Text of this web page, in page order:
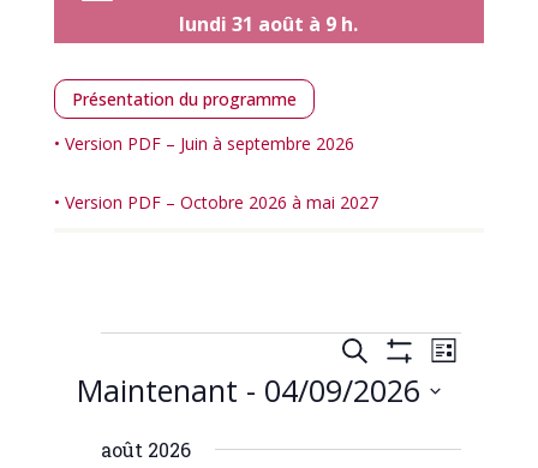
lundi 31 août à 9 h.
Présentation du programme
• Version PDF – Juin à septembre 2026
• Version PDF – Octobre 2026 à mai 2027
Calendrier Recherche
et
navigation
de
Recherche
Les
de
Liste
Maintenant - 04/09/2026
uneaoût 2026